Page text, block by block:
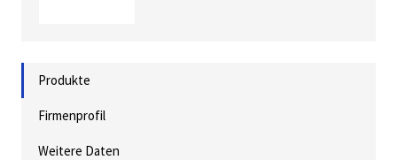
Produkte
Firmenprofil
Weitere Daten